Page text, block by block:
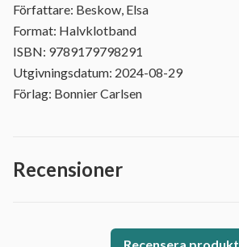
Författare: Beskow, Elsa
Format: Halvklotband
ISBN: 9789179798291
Utgivningsdatum: 2024-08-29
Förlag: Bonnier Carlsen
Recensioner